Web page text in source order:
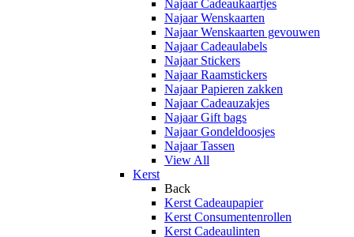
Najaar Cadeaukaartjes
Najaar Wenskaarten
Najaar Wenskaarten gevouwen
Najaar Cadeaulabels
Najaar Stickers
Najaar Raamstickers
Najaar Papieren zakken
Najaar Cadeauzakjes
Najaar Gift bags
Najaar Gondeldoosjes
Najaar Tassen
View All
Kerst
Back
Kerst Cadeaupapier
Kerst Consumentenrollen
Kerst Cadeaulinten